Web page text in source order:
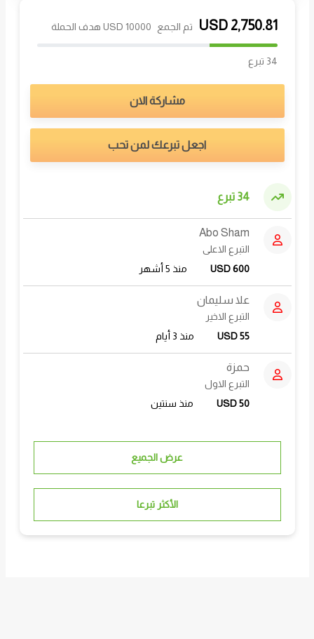
2,750.81
USD تم الجمع 10000 USD هدف الحملة
34 تبرع
مشاركة الان
اجعل تبرعك لمن تحب
34 تبرع
Abo Sham
التبرع الاعلى
USD 600
منذ 5 أشهر
علا سليمان
التبرع الاخير
USD 55
منذ 3 أيام
حمزة
التبرع الاول
USD 50
منذ سنتين
عرض الجميع
الأكثر تبرعا